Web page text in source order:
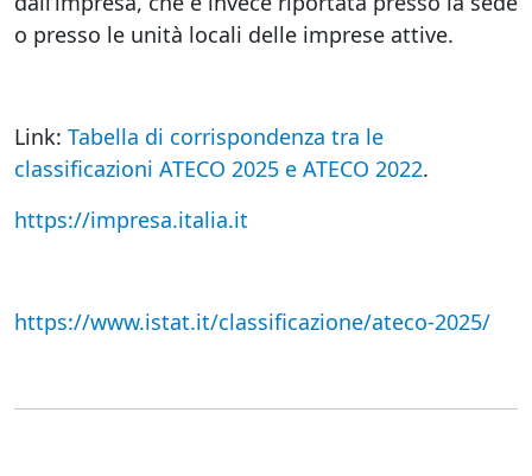
o presso le unità locali delle imprese attive.
Link: Tabella di corrispondenza tra le
classificazioni ATECO 2025 e ATECO 2022.
https://impresa.italia.it
https://www.istat.it/classificazione/ateco-2025/